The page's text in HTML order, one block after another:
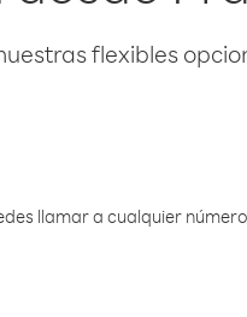
flexibles
llamar a cualquier